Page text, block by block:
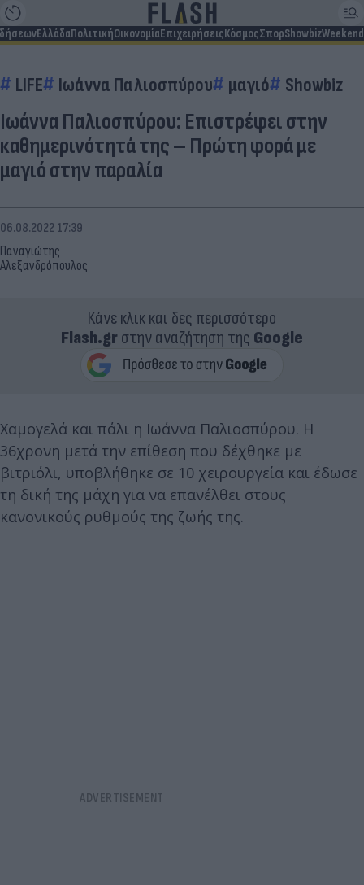
ΕλλάδαΠολιτικήΟικονομίαΕπιχειρήσειςΚόσμοςΣπορShowbizWeekend
LIFE Ιωάννα Παλιοσπύρου μαγιό Showbiz
Ιωάννα Παλιοσπύρου: Επιστρέφει στην
καθημερινότητά της – Πρώτη φορά με
μαγιό στην παραλία
Παναγιώτης
Αλεξανδρόπουλος
06.08.2022 17:39
Κάνε κλικ και δες περισσότερο
Flash.grστην αναζήτηση της Google
Χαμογελά και πάλι η Ιωάννα Παλιοσπύρου. Η
36χρονη μετά την επίθεση που δέχθηκε με
βιτριόλι, υποβλήθηκε σε 10 χειρουργεία και έδωσε
τη δική της μάχη για να επανέλθει στους
κανονικούς ρυθμούς της ζωής της.